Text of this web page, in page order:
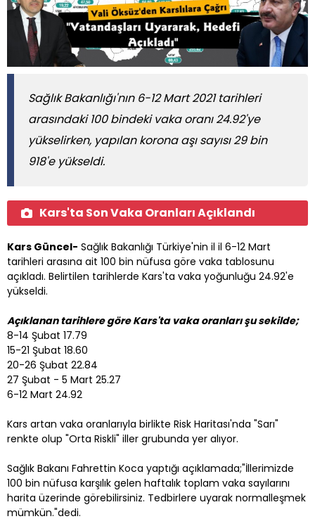
Sağlık Bakanlığı'nın 6-12 Mart 2021 tarihleri
arasındaki 100 bindeki vaka oranı 24.92'ye
yükselirken, yapılan korona aşı sayısı 29 bin
918'e yükseldi.
Kars'ta Son Vaka Oranları Açıklandı
Kars Güncel- Sağlık Bakanlığı Türkiye'nin il il 6-12 Mart
tarihleri arasına ait 100 bin nüfusa göre vaka tablosunu
açıkladı. Belirtilen tarihlerde Kars'ta vaka yoğunluğu 24.92'e
yükseldi.
Açıklanan tarihlere göre Kars'ta vaka oranları şu sekilde;
8-14 Şubat 17.79
15-21 Şubat 18.60
20-26 Şubat 22.84
27 Şubat - 5 Mart 25.27
6-12 Mart 24.92
Kars artan vaka oranlarıyla birlikte Risk Haritası'nda "Sarı"
renkte olup "Orta Riskli" iller grubunda yer alıyor.
Sağlık Bakanı Fahrettin Koca yaptığı açıklamada;"İllerimizde
100 bin nüfusa karşılık gelen haftalık toplam vaka sayılarını
harita üzerinde görebilirsiniz. Tedbirlere uyarak normalleşmek
mümkün."dedi.